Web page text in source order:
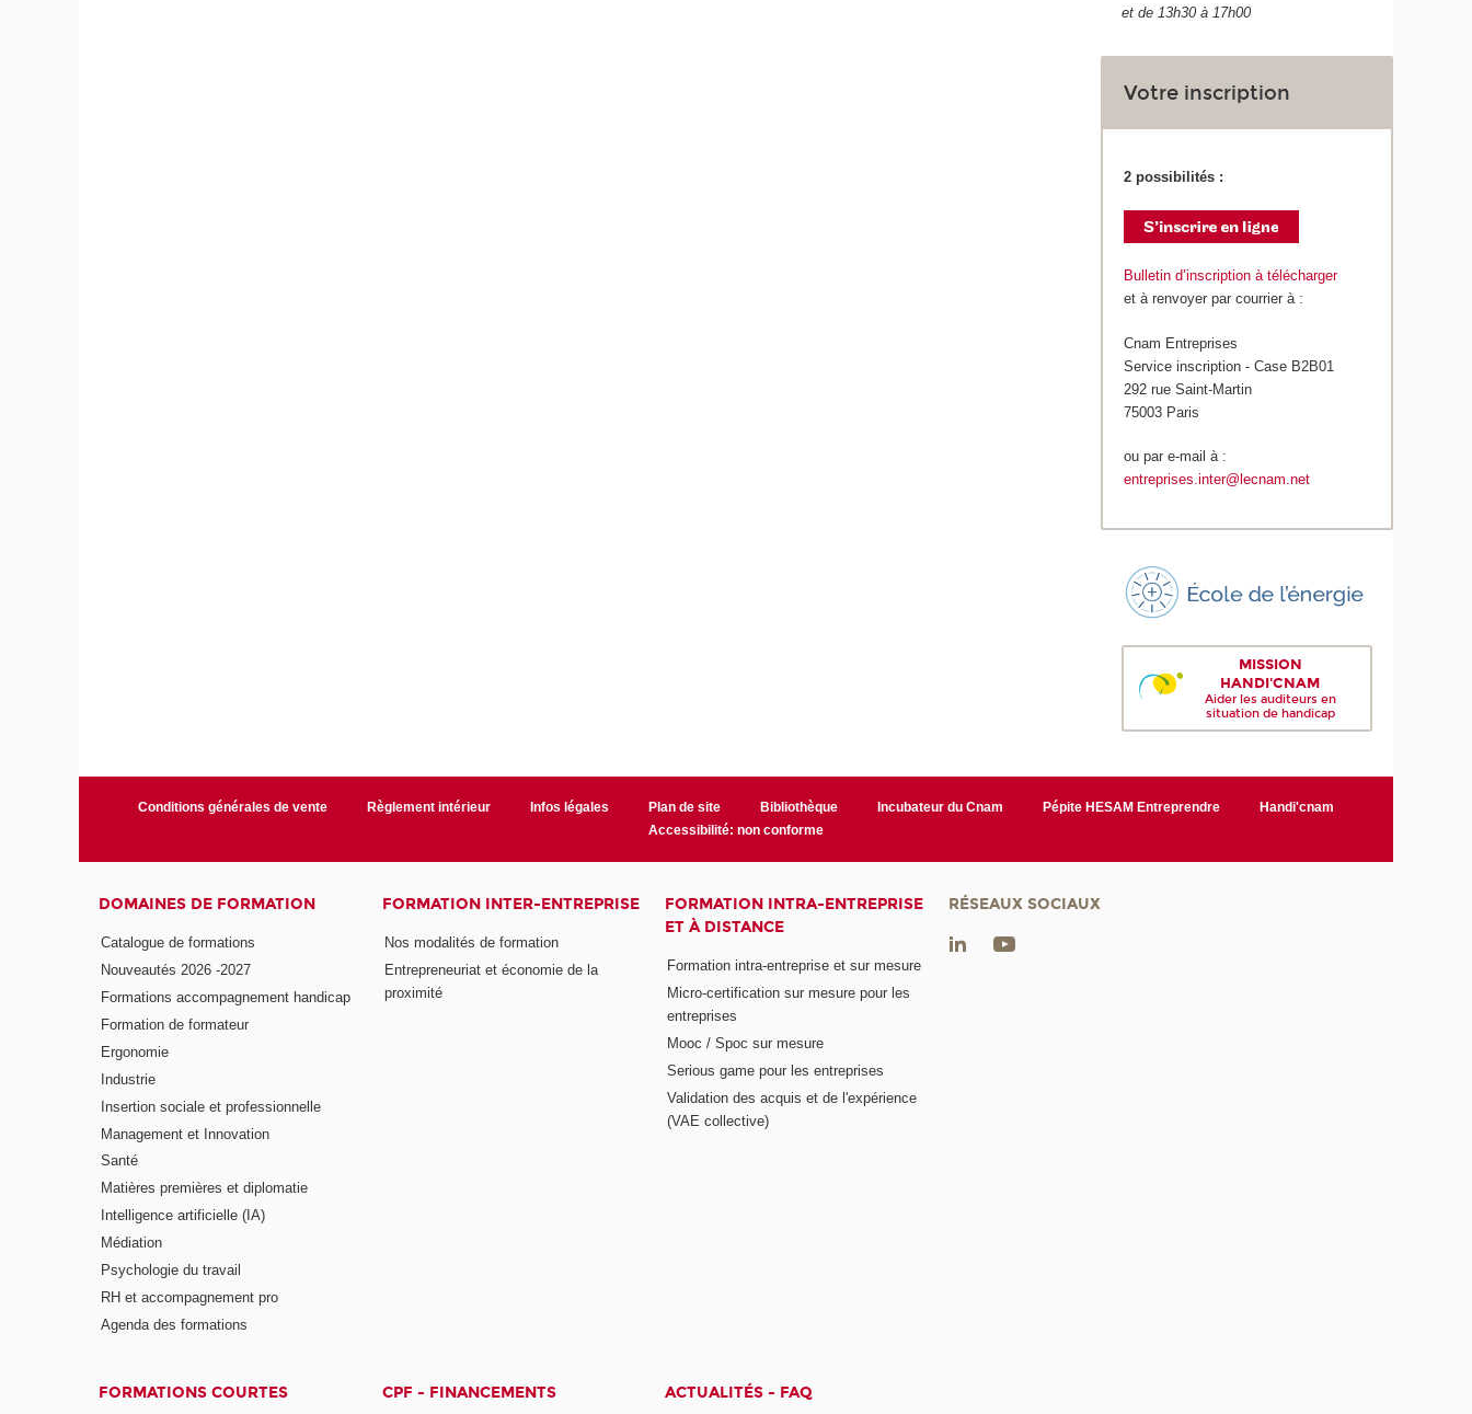
et de 13h30 à 17h00
Votre inscription
2 possibilités :
Bulletin d’inscription à télécharger
et à renvoyer par courrier à :
Cnam Entreprises
Service inscription - Case B2B01
292 rue Saint-Martin
75003 Paris
ou par e-mail à :
entreprises.inter@lecnam.net
MISSION
HANDI'CNAM
Aider les auditeurs en
situation de handicap
Conditions générales de vente Règlement intérieur Infos légales Plan de site Bibliothèque Incubateur du Cnam Pépite HESAM Entreprendre
Handi'cnam
Accessibilité: non conforme
DOMAINES DE FORMATION
Catalogue de formations
Nouveautés 2026 -2027
Formations accompagnement handicap
Formation de formateur
Ergonomie
Industrie
Insertion sociale et professionnelle
Management et Innovation
Santé
Matières premières et diplomatie
Intelligence artificielle (IA)
Médiation
Psychologie du travail
RH et accompagnement pro
Agenda des formations
FORMATION INTER-ENTREPRISE
Nos modalités de formation
Entrepreneuriat et économie de la
proximité
FORMATION INTRA-ENTREPRISE
ET À DISTANCE
Formation intra-entreprise et sur mesure
Micro-certification sur mesure pour les
entreprises
Mooc / Spoc sur mesure
Serious game pour les entreprises
Validation des acquis et de l'expérience
(VAE collective)
FORMATIONS COURTES CPF - FINANCEMENTS ACTUALITÉS - FAQ
RÉSEAUX SOCIAUX